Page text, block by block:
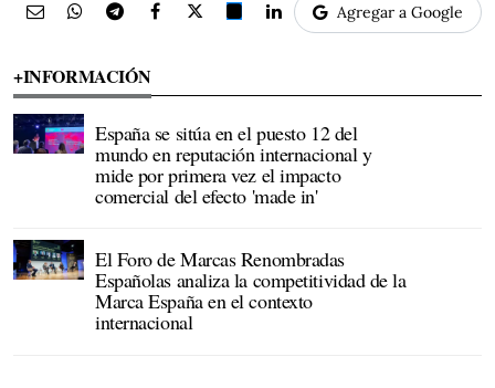
Agregar a Google
+INFORMACIÓN
España se sitúa en el puesto 12 del
mundo en reputación internacional y
mide por primera vez el impacto
comercial del efecto 'made in'
El Foro de Marcas Renombradas
Españolas analiza la competitividad de la
Marca España en el contexto
internacional